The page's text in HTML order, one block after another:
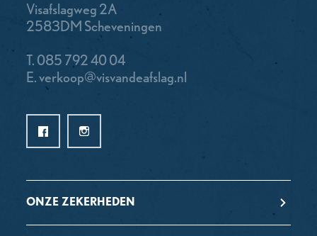
Visafslagweg 2A
2583DM Scheveningen
T. 085 792 40 04
E.verkoop@visvandeafslag.nl
ONZE ZEKERHEDEN